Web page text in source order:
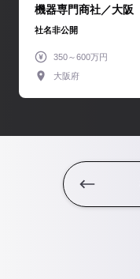
機器専門商社／大阪
社名非公開
350～600万円
大阪府